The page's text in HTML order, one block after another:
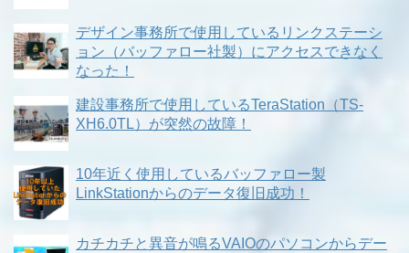
デザイン事務所で使用しているリンクステーシ
ョン（バッファロー社製）にアクセスできなく
なった！
建設事務所で使用しているTeraStation（TS-
XH6.0TL）が突然の故障！
10年近く使用しているバッファロー製
LinkStationからのデータ復旧成功！
カチカチと異音が鳴るVAIOのパソコンからデー